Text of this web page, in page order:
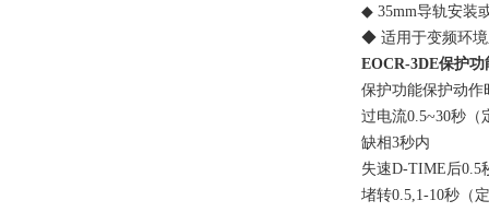
◆ 35mm导轨安装或
◆ 适用于变频环境
EOCR-3DE保护功
保护功能保护动作
过电流0.5~30秒（定
缺相3秒内
失速D-TIME后0.5
堵转0.5,1-10秒（定